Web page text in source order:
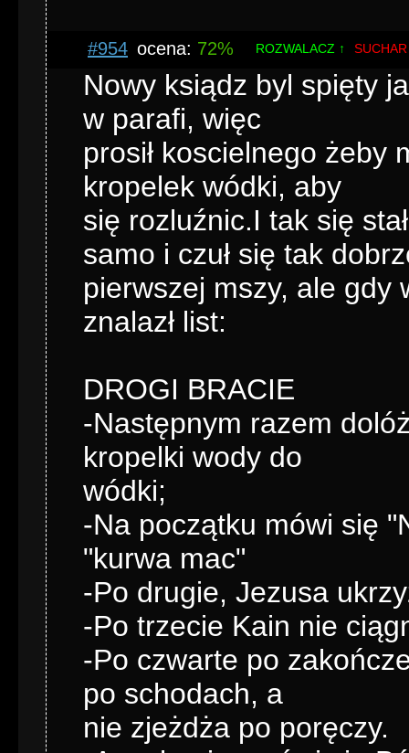
#954 ocena: 72% ROZWALACZ ↑
Nowy ksiądz byl spięty
w parafi, więc
prosił koscielnego żeby
kropelek wódki, aby
się rozluźnic.I tak się
samo i czuł się tak
pierwszej mszy, ale gdy
znalazł list:
DROGI BRACIE
-Następnym razem
kropelki wody do
wódki;
-Na początku mówi się
"kurwa mac"
-Po drugie, Jezusa
-Po trzecie Kain nie
-Po czwarte po
po schodach, a
nie zjeżdża po poręczy.